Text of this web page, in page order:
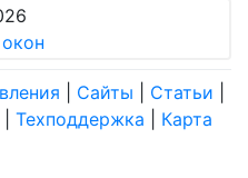
Сайты Статьи
Техподдержка
Карта